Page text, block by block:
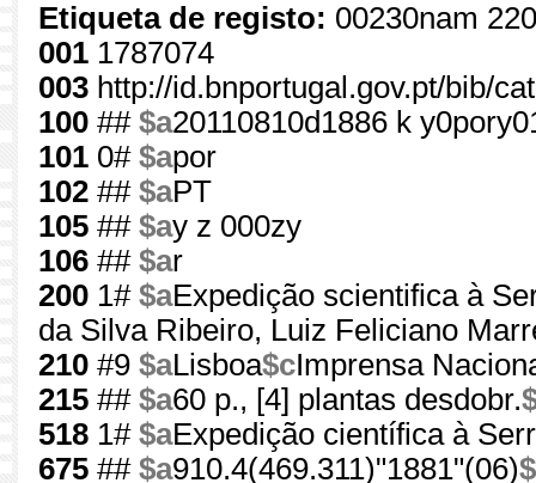
Etiqueta de registo: 00230nam
001 1787074
003 http://id.bnportugal.gov.pt/bib/
100 ## $a20110810d1886 k
101 0# $apor
102 ## $aPT
105 ## $ay z 000zy
106 ## $ar
200 1# $aExpedição scientifica à
da Silva Ribeiro, Luiz Feliciano
210 #9 $aLisboa$cImprensa
215 ## $a60 p., [4] plantas desdobr.
518 1# $aExpedição científica à
675 ## $a910.4(469.311)"1881"(06)